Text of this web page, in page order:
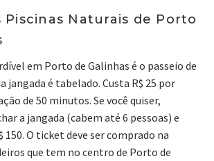
Piscinas Naturais de Porto
em Porto de Galinhas é o passeio de
jangada é tabelado. Custa R$ 25 por
de 50 minutos. Se você quiser,
a jangada (cabem até 6 pessoas) e
150. O ticket deve ser comprado na
que tem no centro de Porto de